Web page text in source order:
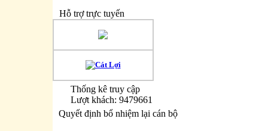
Hỗ trợ trực tuyến
Thống kê truy cập
Lượt khách: 9479661
Quyết định bổ nhiệm lại cán bộ